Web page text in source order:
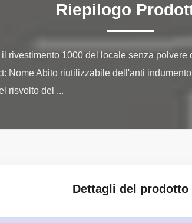
Riepilogo
rivestimento 1000 del locale senza
Nome Abito riutilizzabile dell'anti
risvolto del ...
Dettagli del prodotto